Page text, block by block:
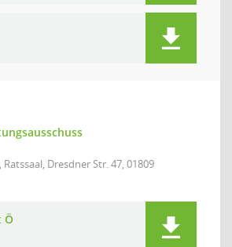
Dresdner Str. 47, 01809
Ö